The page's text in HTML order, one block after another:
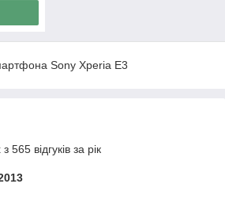
Sony Xperia E3
565 відгуків за рік